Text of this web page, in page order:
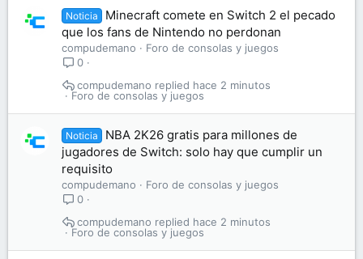
Noticia
Minecraft comete en Switch 2 el pecado
que los fans de Nintendo no perdonan
compudemano
Foro de consolas y juegos
0
Foro de consolas y juegos
hace 2 minutos
compudemano
Noticia
NBA 2K26 gratis para millones de
jugadores de Switch: solo hay que cumplir un
requisito
compudemano
Foro de consolas y juegos
0
Foro de consolas y juegos
hace 2 minutos
compudemano